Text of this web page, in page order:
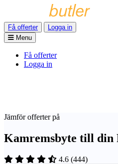
Få offerter
Logga in
Menu
Få offerter
Logga in
Jämför offerter på
Kamremsbyte till din
4.6 (444)